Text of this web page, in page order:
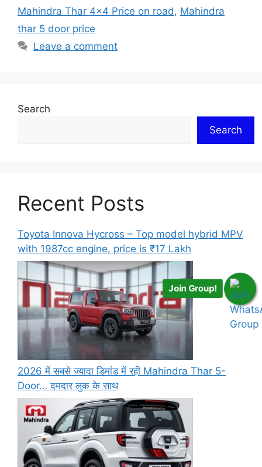
Mahindra Thar 4x4 Price on road , Mahindra
thar 5 door price
Leave a comment
Search
Search
Recent Posts
Toyota Innova Hycross – Top model hybrid MPV
with 1987cc engine, price is ₹17 Lakh
2026 में सबसे ज्यादा डिमांड में रही Mahindra Thar 5-
Door… दमदार लुक के साथ
Join Group!